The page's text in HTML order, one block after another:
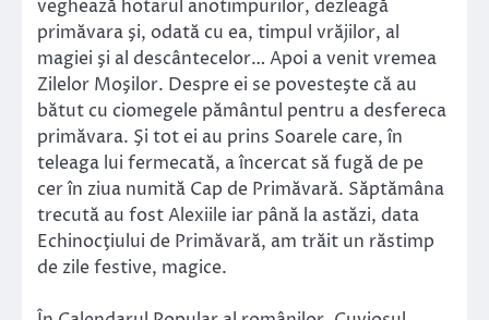
veghează hotarul anotimpurilor, dezleagă
primăvara şi, odată cu ea, timpul vrăjilor, al
magiei şi al descântecelor… Apoi a venit vremea
Zilelor Moşilor. Despre ei se povesteşte că au
bătut cu ciomegele pământul pentru a desfereca
primăvara. Şi tot ei au prins Soarele care, în
teleaga lui fermecată, a încercat să fugă de pe
cer în ziua numită Cap de Primăvară. Săptămâna
trecută au fost Alexiile iar până la astăzi, data
Echinocţiului de Primăvară, am trăit un răstimp
de zile festive, magice.